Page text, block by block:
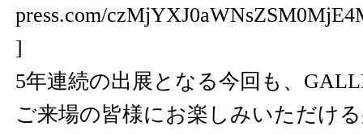
press.com/
]
5年連続の出展となる今回も、
ご来場の皆様にお楽しみいただけ